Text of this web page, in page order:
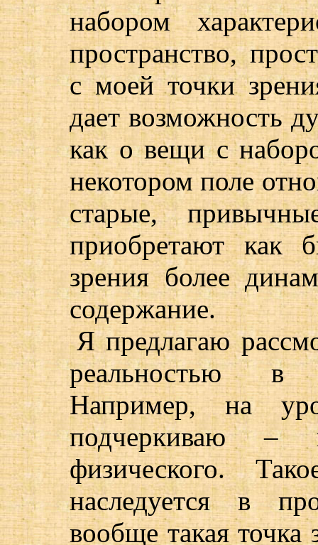
набором
пространство,
с моей точки
дает возможность
как о вещи с
некотором поле
старые,
приобретают как
зрения более
содержание.
Я предлагаю
реальностью в
Например, на
подчеркиваю –
физического.
наследуется в
вообще такая точка